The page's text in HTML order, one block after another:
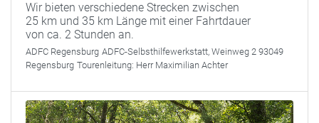
Wir bieten verschiedene Strecken zwischen
25 km und 35 km Länge mit einer Fahrtdauer
von ca. 2 Stunden an.
ADFC Regensburg ADFC-Selbsthilfewerkstatt, Weinweg 2 93049
Regensburg Tourenleitung: Herr Maximilian Achter